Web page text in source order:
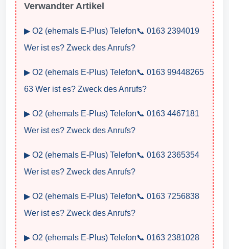
Verwandter Artikel
▶ O2 (ehemals E-Plus) Telefon📞 0163 2394019
Wer ist es? Zweck des Anrufs?
▶ O2 (ehemals E-Plus) Telefon📞 0163 99448265
63 Wer ist es? Zweck des Anrufs?
▶ O2 (ehemals E-Plus) Telefon📞 0163 4467181
Wer ist es? Zweck des Anrufs?
▶ O2 (ehemals E-Plus) Telefon📞 0163 2365354
Wer ist es? Zweck des Anrufs?
▶ O2 (ehemals E-Plus) Telefon📞 0163 7256838
Wer ist es? Zweck des Anrufs?
▶ O2 (ehemals E-Plus) Telefon📞 0163 2381028